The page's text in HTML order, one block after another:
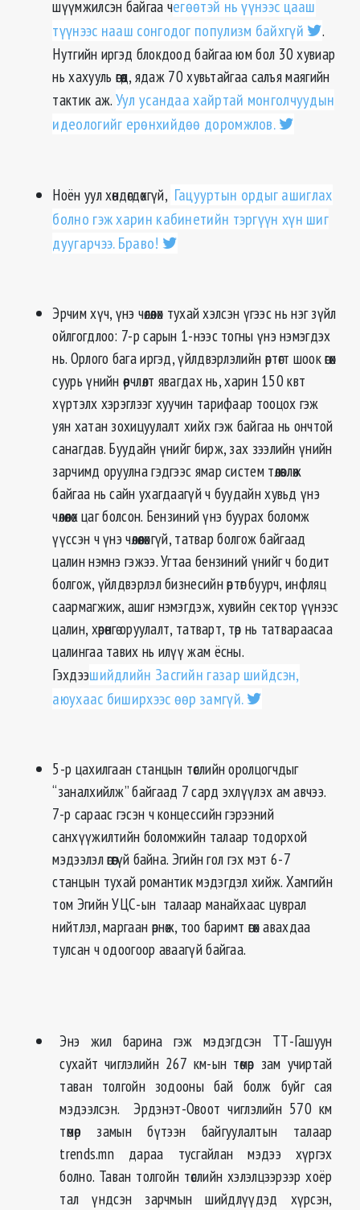
шүүмжилсэн байгаа чегөөтэй нь үүнээс цааш
түүнээс нааш сонгодог популизм байхгүй
.
Нутгийн иргэд блокдоод байгаа юм бол 30 хувиар
нь хахууль өгөөд, ядаж 70 хувьтайгаа салъя маягийн
тактик аж. Уул усандаа хайртай монголчуудын
идеологийг ерөнхийдөө доромжлов.
Ноён уул хөндөгдөхгүй, Гацууртын ордыг ашиглах
болно гэж харин кабинетийн тэргүүн хүн шиг
дуугарчээ. Браво!
Эрчим хүч, үнэ чөлөөлөх тухай хэлсэн үгээс нь нэг зүйл
ойлгогдлоо: 7-р сарын 1-нээс тогны үнэ нэмэгдэх
нь. Орлого бага иргэд, үйлдвэрлэлийн өртөгт шоок өгөх
суурь үнийн өөрчлөлт явагдах нь, харин 150 квт
хүртэлх хэрэглээг хуучин тарифаар тооцох гэж
уян хатан зохицуулалт хийх гэж байгаа нь ончтой
санагдав. Буудайн үнийг бирж, зах зээлийн үнийн
зарчимд оруулна гэдгээс ямар систем төлөвлөж
байгаа нь сайн ухагдаагүй ч буудайн хувьд үнэ
чөлөөлөх цаг болсон. Бензиний үнэ буурах боломж
үүссэн ч үнэ чөлөөлөхгүй, татвар болгож байгаад
цалин нэмнэ гэжээ. Угтаа бензиний үнийг ч бодит
болгож, үйлдвэрлэл бизнесийн өртөг буурч, инфляц
саармагжиж, ашиг нэмэгдэж, хувийн сектор үүнээс
цалин, хөрөнгө оруулалт, татварт, төр нь татвараасаа
цалингаа тавих нь илүү жам ёсны.
Гэхдээшийдлийн Засгийн газар шийдсэн,
аюухаас биширхээс өөр замгүй.
5-р цахилгаан станцын төслийн оролцогчдыг
“заналхийлж” байгаад 7 сард эхлүүлэх ам авчээ.
7-р сараас гэсэн ч концессийн гэрээний
санхүүжилтийн боломжийн талаар тодорхой
мэдээлэл өгөөгүй байна. Эгийн гол гэх мэт 6-7
станцын тухай романтик мэдэгдэл хийж. Хамгийн
том Эгийн УЦС-ын талаар манайхаас цуврал
нийтлэл, маргаан өрнөж, тоо баримт өгөх авахдаа
тулсан ч одоогоор аваагүй байгаа.
Энэ жил барина гэж мэдэгдсэн ТТ-Гашуун
сухайт чиглэлийн 267 км-ын төмөр зам учиртай
таван толгойн зодооны бай болж буйг сая
мэдээлсэн. Эрдэнэт-Овоот чиглэлийн 570 км
төмөр замын бүтээн байгуулалтын талаар
trends.mn дараа тусгайлан мэдээ хүргэх
болно. Таван толгойн төслийн хэлэлцээрээр хоёр
тал үндсэн зарчмын шийдлүүдэд хүрсэн,